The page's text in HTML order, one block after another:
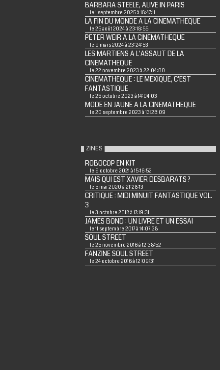
BARBARA STEELE, ALIVE IN PARIS
le 1 septembre 2025 à 18:47:11
LA FIN DU MONDE A LA CINEMATHEQUE
le 25 août 2024 à 23:18:55
PETER WEIR A LA CINEMATHEQUE
le 9 mars 2024 à 23:24:53
LES MARTIENS A L'ASSAUT DE LA
CINEMATHEQUE
le 22 novembre 2023 à 22:04:00
CINEMATHEQUE : LE MEXIQUE, C'EST
FANTASTIQUE
le 25 octobre 2023 à 14:04:03
MODE EN JAUNE A LA CINEMATHEQUE
le 20 septembre 2023 à 13:28:09
ZINES
ROBOCOP EN KIT
le 9 octobre 2021 à 15:16:52
MAIS QUI EST XAVIER DESBARATS ?
le 5 mai 2020 à 21:28:13
CRITIQUE : MIDI MINUIT FANTASTIQUE VOL.
3
le 3 octobre 2018 à 17:19:31
JAMES BOND : UN LIVRE ET UN ESSAI
le 11 septembre 2017 à 14:07:38
SOUL STREET
le 25 novembre 2016 à 12:38:52
FANZINE SOUL STREET
le 24 octobre 2016 à 12:09:31